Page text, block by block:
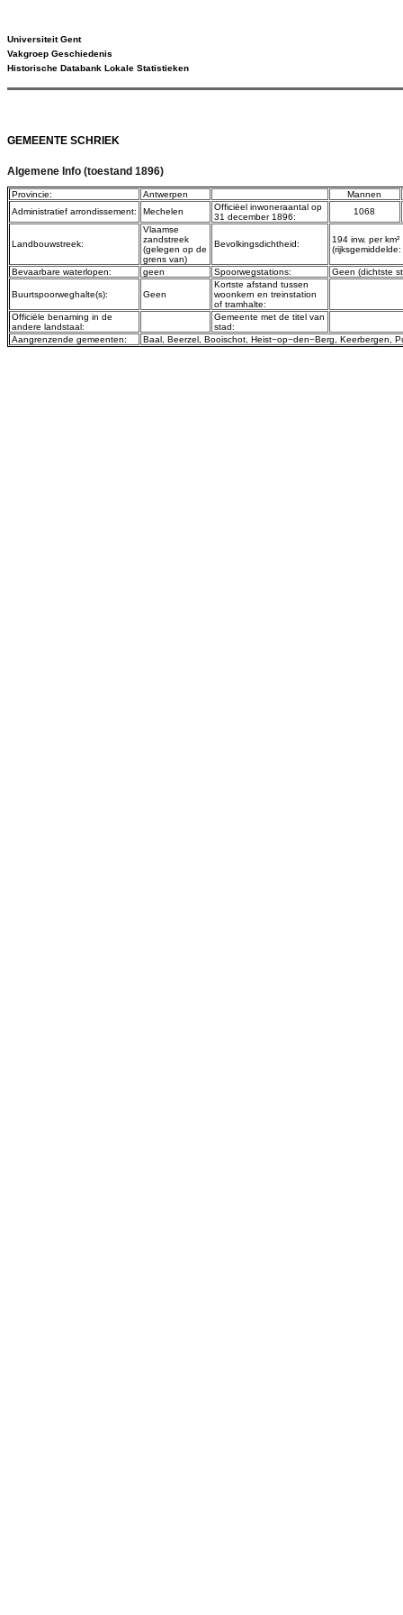
Universiteit Gent
Vakgroep Geschiedenis
Historische Databank Lokale Statistieken
GEMEENTE SCHRIEK
Algemene Info (toestand 1896)
Provincie: Antwerpen
Mannen
Administratief arrondissement:
Mechelen
Officiëel inwoneraantal op
31 december 1896:
1068
Landbouwstreek:
Vlaamse
zandstreek
(gelegen op de
grens van)
Bevolkingsdichtheid:
194 inw. per km²
Bevaarbare waterlopen: geen Spoorwegstations: Geen (dichtste
Buurtspoorweghalte(s): Geen
Kortste afstand tussen
woonkern en treinstation
of tramhalte:
Officiële benaming in de
andere landstaal:
Gemeente met de titel van
stad:
Aangrenzende gemeenten:
Baal Beerzel Booischot Heist−op−den−Berg Keerbergen